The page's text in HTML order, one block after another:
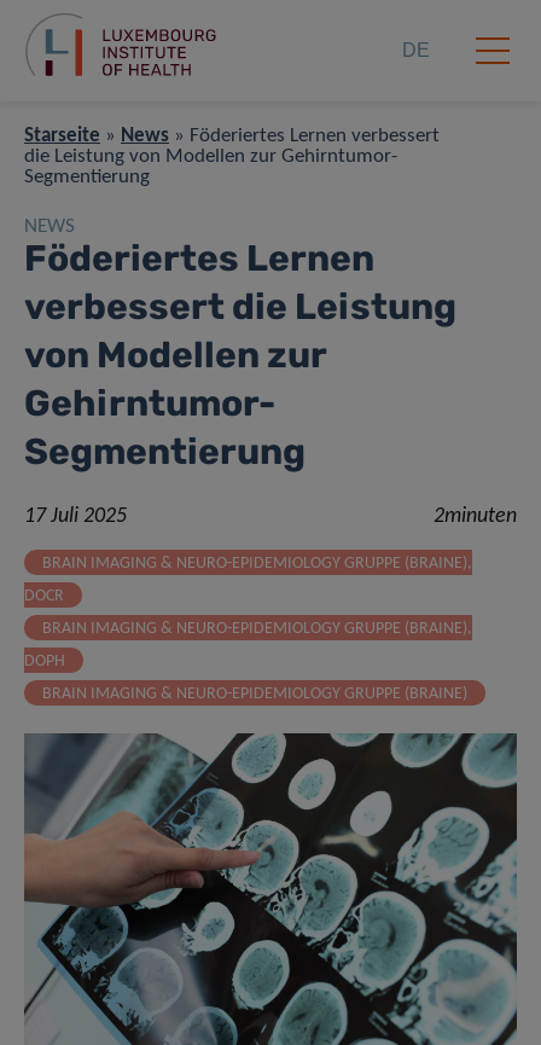
DE
Starseite » News » Föderiertes Lernen verbessert
die Leistung von Modellen zur Gehirntumor-
Segmentierung
NEWS
Föderiertes Lernen
verbessert die Leistung
von Modellen zur
Gehirntumor-
Segmentierung
17 Juli 2025 2minuten
BRAIN IMAGING & NEURO-EPIDEMIOLOGY GRUPPE (BRAINE),
DOCR
BRAIN IMAGING & NEURO-EPIDEMIOLOGY GRUPPE (BRAINE),
DOPH
BRAIN IMAGING & NEURO-EPIDEMIOLOGY GRUPPE (BRAINE)